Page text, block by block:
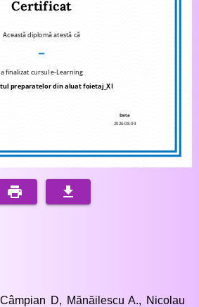
Certificat
Această diplomă atestă că
–
a finalizat cursul e-Learning
preparatelor din aluat foietaj_XI
Data
2026-08-09
Câmpian D, Mănăilescu A., Nicolau